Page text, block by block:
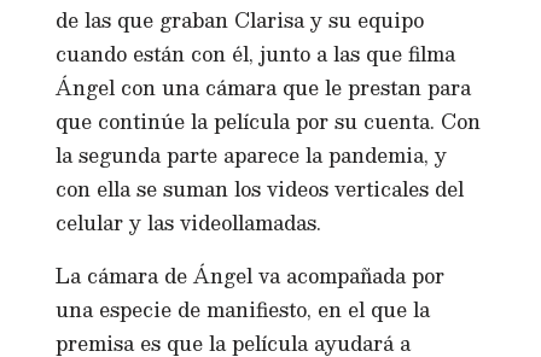
de las que graban Clarisa y su equipo
cuando están con él, junto a las que filma
Ángel con una cámara que le prestan para
que continúe la película por su cuenta. Con
la segunda parte aparece la pandemia, y
con ella se suman los videos verticales del
celular y las videollamadas.
La cámara de Ángel va acompañada por
una especie de manifiesto, en el que la
premisa es que la película ayudará a